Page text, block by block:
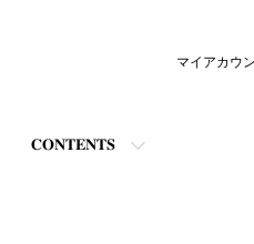
CONTENTS
マイアカウ